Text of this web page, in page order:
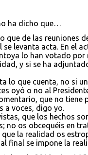
ha dicho que…
que de las reuniones
se levanta acta. En el
lo han votado por
y si se ha
lo que cuenta, no si
oyó o no al
que no tiene
a voces, digo yo.
que los hechos
no os obcequéis en
la realidad os
final se impone la